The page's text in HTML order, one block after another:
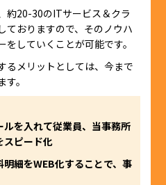
約20-30のITサービス＆クラ
ておりますので、そのノウハ
していくことが可能です。
るメリットとしては、今まで
。
を入れて従業員、当事務所
スピード化
細をWEB化することで、事